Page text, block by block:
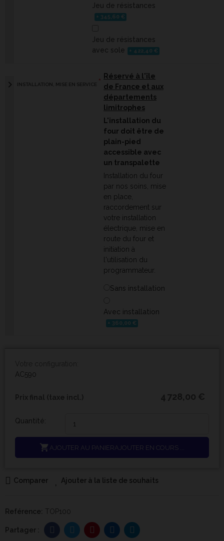
Jeu de résistances
+ 345,60 €
Jeu de résistances
avec sole
+ 422,40 €
chevron_right INSTALLATION, MISE EN SERVICE *
Réservé à l'île
de France et aux
départements
limitrophes
L'installation du
four doit être de
plain-pied
accessible avec
un transpalette
Installation du four
par nos soins, mise
en place,
raccordement sur
votre installation
électrique, mise en
route du four et
initiation à
l'utilisation du
programmateur.
Sans installation
Avec installation
+ 360,00 €
AC590
Quantité:
 AJOUTER AU PANIERAJOUTER EN COURS ...
Comparer Ajouter à la liste de souhaits
Reférence: TOP100